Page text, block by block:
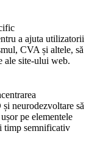
a ajuta utilizatorii
CVA și altele, să
ale site-ului web.
neurodezvoltare să
pe elementele
timp semnificativ